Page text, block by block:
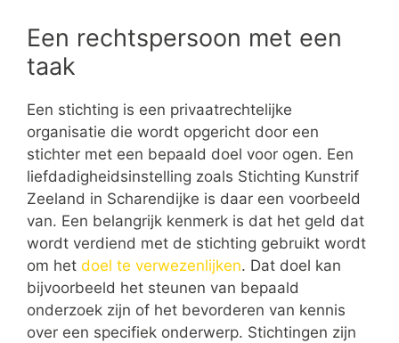
Een rechtspersoon met een
taak
Een stichting is een privaatrechtelijke
organisatie die wordt opgericht door een
stichter met een bepaald doel voor ogen. Een
liefdadigheidsinstelling zoals Stichting Kunstrif
Zeeland in Scharendijke is daar een voorbeeld
van. Een belangrijk kenmerk is dat het geld dat
wordt verdiend met de stichting gebruikt wordt
om het doel te verwezenlijken. Dat doel kan
bijvoorbeeld het steunen van bepaald
onderzoek zijn of het bevorderen van kennis
over een specifiek onderwerp. Stichtingen zijn